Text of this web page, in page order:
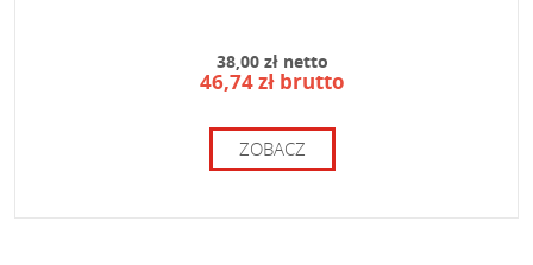
38,00 zł netto
46,74 zł brutto
ZOBACZ